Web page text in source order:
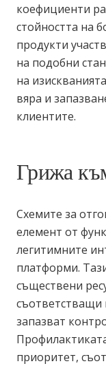
коефициенти
стойността на
продукти
на подобни
на
вяра и
клиентите.
Грижа
Схемите за
елемент от
легитимните
платформи.
съществени
съответстващи
запазват
приоритет,